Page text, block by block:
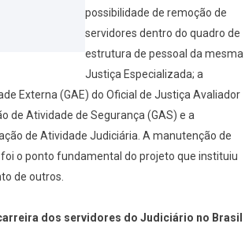
possibilidade de remoção de
servidores dentro do quadro de
estrutura de pessoal da mesma
Justiça Especializada; a
Externa (GAE) do Oficial de Justiça Avaliador
de Atividade de Segurança (GAS) e a
de Atividade Judiciária. A manutenção de
o ponto fundamental do projeto que instituiu
de outros.
dos servidores do Judiciário no Brasil